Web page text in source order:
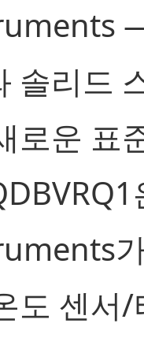
솔리드
로운 표
도 센서